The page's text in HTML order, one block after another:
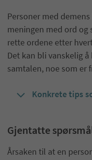
Personer med
meningen med ord og
rette ordene etter
Det kan bli vanskelig
samtalen, noe som er
Konkrete tips
Gjentatte
Årsaken til at en